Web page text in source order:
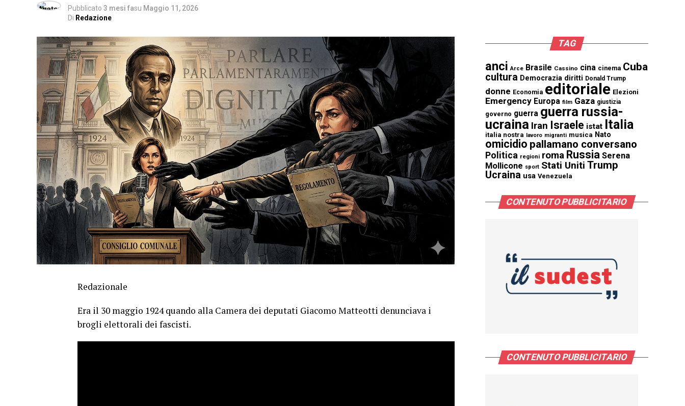
Pubblicato 3 mesi fasu Maggio 11, 2026
Di Redazione
Redazionale
Era il 30 maggio 1924 quando alla Camera dei deputati Giacomo Matteotti denunciava i
brogli elettorali dei fascisti.
TAG
anci Arce Brasile Cassino cina cinema Cuba
cultura Democrazia diritti Donald Trump
donne Economia editoriale Elezioni
Emergency Europa film Gaza giustizia
governo guerra guerra russia-
ucraina Iran Israele istat Italia
italia nostra lavoro migranti musica Nato
omicidio pallamano conversano
Politica regioni roma Russia Serena
Mollicone sport Stati Uniti Trump
Ucraina usa Venezuela
CONTENUTO PUBBLICITARIO
CONTENUTO PUBBLICITARIO